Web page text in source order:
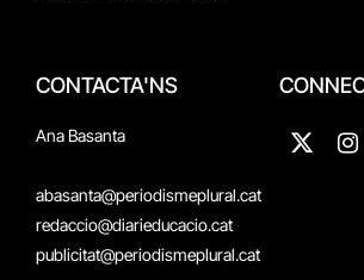
CONTACTA'NS
Ana Basanta
abasanta@periodismeplural.cat
redaccio@diarieducacio.cat
publicitat@periodismeplural.cat
X